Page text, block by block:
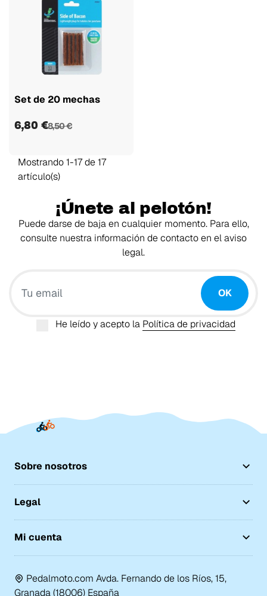
Set de 20 mechas
6,80 €8,50 €
Mostrando 1-17 de 17
artículo(s)
¡Únete al pelotón!
Puede darse de baja en cualquier momento. Para ello,
consulte nuestra información de contacto en el aviso
legal.
OK
He leído y acepto la Política de privacidad
Sobre nosotros
Legal
Mi cuenta
Pedalmoto.com Avda. Fernando de los Ríos, 15,
Granada (18006) España